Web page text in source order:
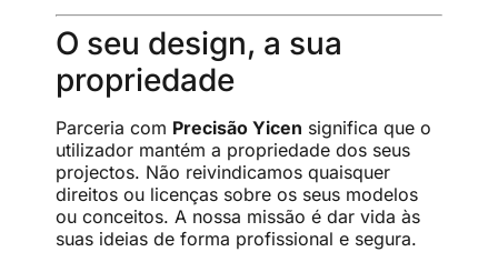
O seu design, a sua
propriedade
Parceria com Precisão Yicen significa que o
utilizador mantém a propriedade dos seus
projectos. Não reivindicamos quaisquer
direitos ou licenças sobre os seus modelos
ou conceitos. A nossa missão é dar vida às
suas ideias de forma profissional e segura.